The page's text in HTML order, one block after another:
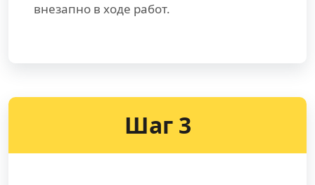
внезапно в ходе работ.
Шаг 3